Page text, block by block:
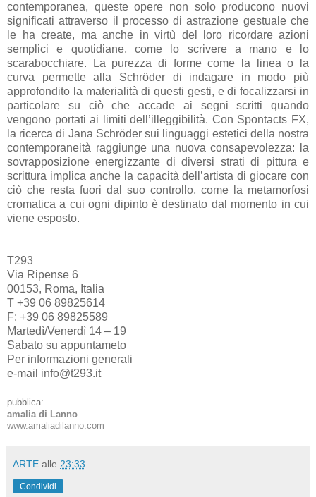
contemporanea, queste opere non solo producono nuovi
significati attraverso il processo di astrazione gestuale che
le ha create, ma anche in virtù del loro ricordare azioni
semplici e quotidiane, come lo scrivere a mano e lo
scarabocchiare. La purezza di forme come la linea o la
curva permette alla Schröder di indagare in modo più
approfondito la materialità di questi gesti, e di focalizzarsi in
particolare su ciò che accade ai segni scritti quando
vengono portati ai limiti dell’illeggibilità. Con Spontacts FX,
la ricerca di Jana Schröder sui linguaggi estetici della nostra
contemporaneità raggiunge una nuova consapevolezza: la
sovrapposizione energizzante di diversi strati di pittura e
scrittura implica anche la capacità dell’artista di giocare con
ciò che resta fuori dal suo controllo, come la metamorfosi
cromatica a cui ogni dipinto è destinato dal momento in cui
viene esposto.
T293
Via Ripense 6
00153, Roma, Italia
T +39 06 89825614
F: +39 06 89825589
Martedì/Venerdì 14 – 19
Sabato su appuntameto
Per informazioni generali
e-mail info@t293.it
pubblica:
amalia di Lanno
www.amaliadilanno.com
ARTE alle 23:33
Condividi